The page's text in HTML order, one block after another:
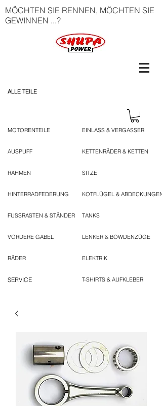
MÖCHTEN SIE RENNEN, MÖCHTEN SIE
GEWINNEN ...?
ALLE TEILE
MOTORENTEILE
AUSPUFF
RAHMEN
HINTERRADFEDERUNG
FUSSRASTEN & STÄNDER
VORDERE GABEL
RÄDER
SERVICE
EINLASS & VERGASSER
KETTENRÄDER & KETTEN
SITZE
KOTFLÜGEL & ABDECKUNGEN
TANKS
LENKER & BOWDENZÜGE
ELEKTRIK
T-SHIRTS & AUFKLEBER